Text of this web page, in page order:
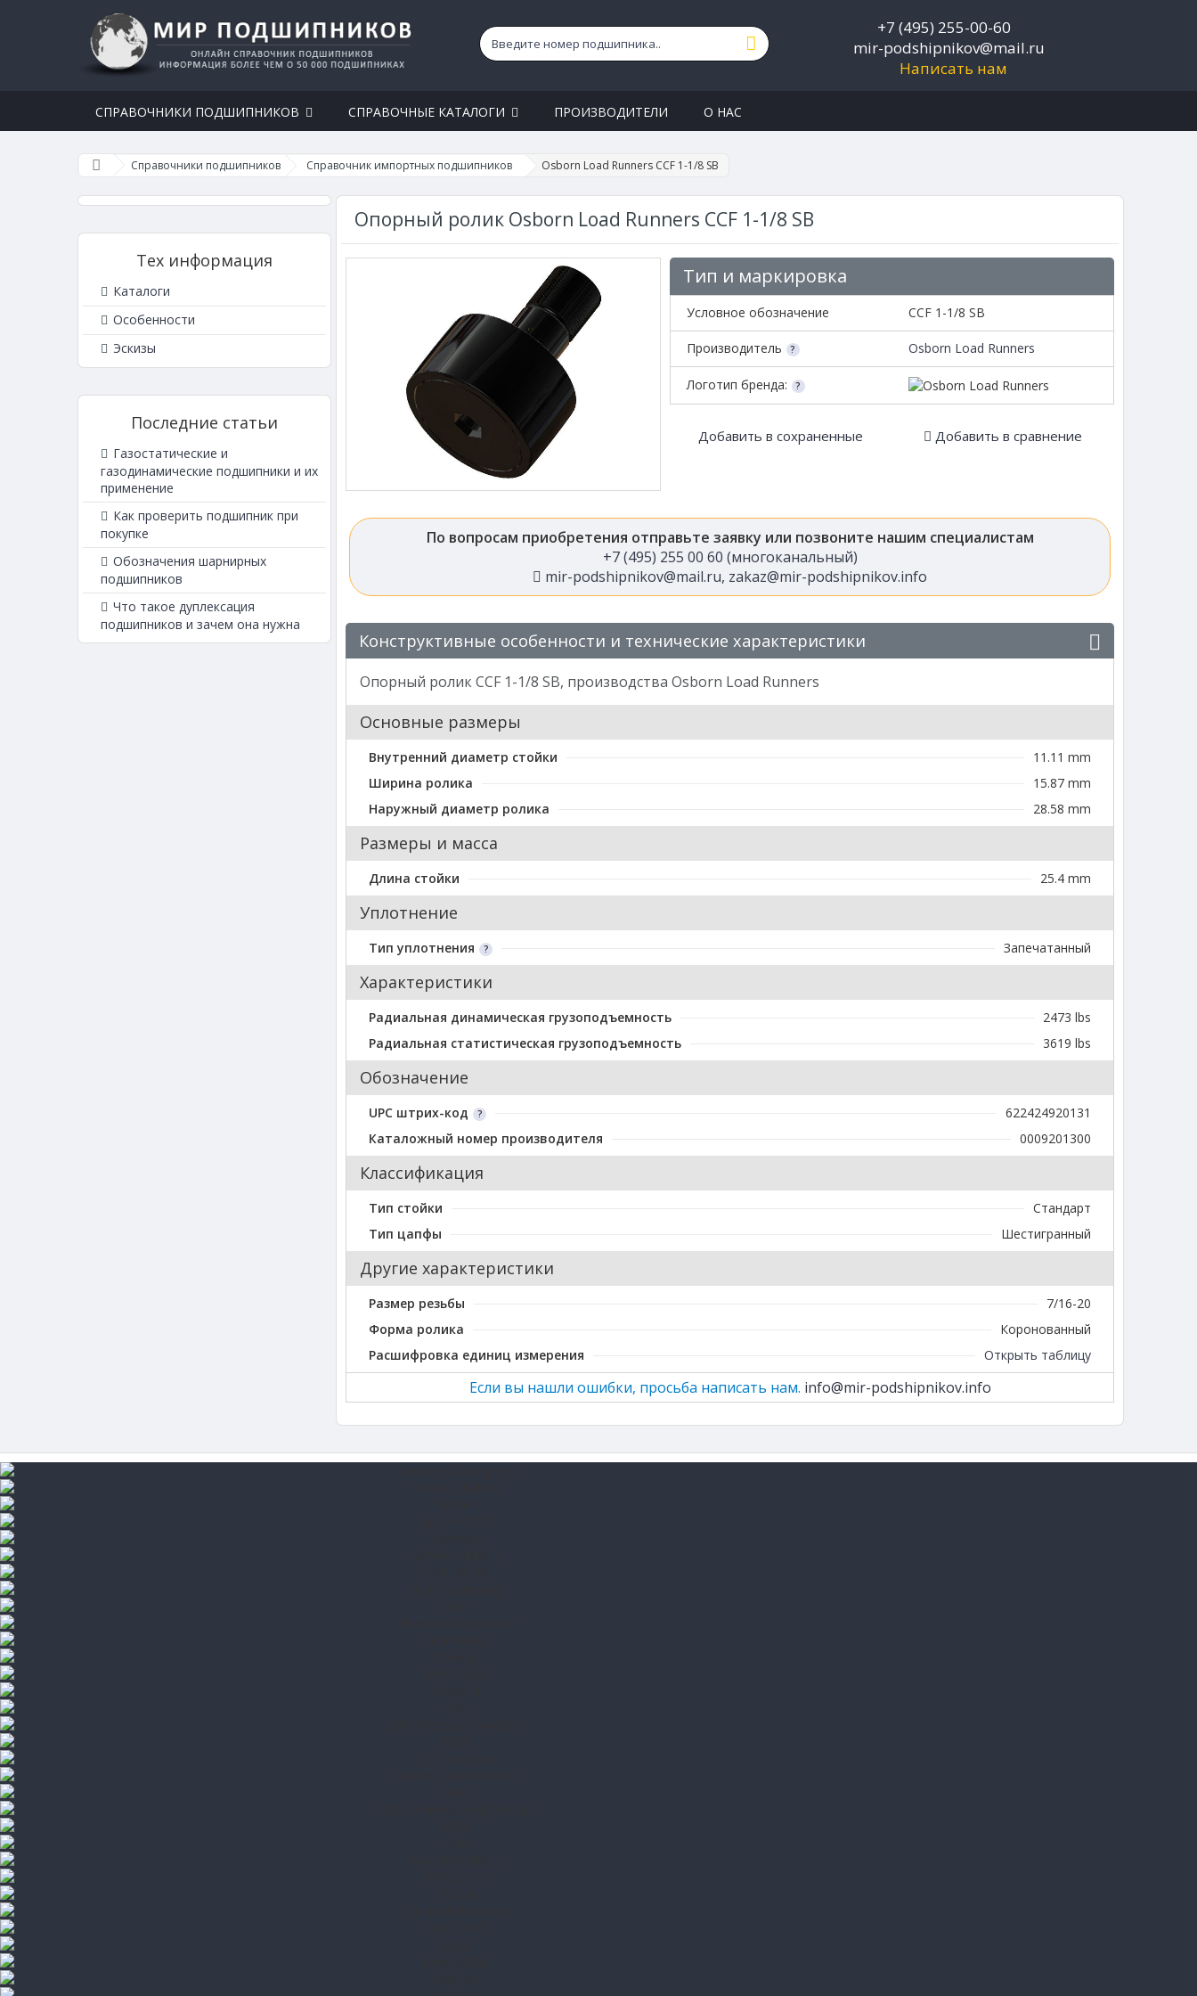
+7 (495) 255-00-60
mir-podshipnikov@mail.ru
Написать нам
СПРАВОЧНИКИ ПОДШИПНИКОВ СПРАВОЧНЫЕ КАТАЛОГИ ПРОИЗВОДИТЕЛИ О НАС
Справочники подшипников Справочник импортных подшипников Osborn Load Runners CCF 1-1/8 SB
Тех информация
Каталоги
Особенности
Эскизы
Последние статьи
Газостатические и
газодинамические подшипники и их
применение
Как проверить подшипник при
покупке
Обозначения шарнирных
подшипников
Что такое дуплексация
подшипников и зачем она нужна
Опорный ролик Osborn Load Runners CCF 1-1/8 SB
Тип и маркировка
Условное обозначение CCF 1-1/8 SB
Производитель Osborn Load Runners
Логотип бренда:
Добавить в сохраненные Добавить в сравнение
По вопросам приобретения отправьте заявку или позвоните нашим специалистам
+7 (495) 255 00 60 (многоканальный)
mir-podshipnikov@mail.ru, zakaz@mir-podshipnikov.info
Конструктивные особенности и технические характеристики
Опорный ролик CCF 1-1/8 SB, производства Osborn Load Runners
Основные размеры
Внутренний диаметр стойки
11.11 mm
Ширина ролика
15.87 mm
Наружный диаметр ролика
28.58 mm
Размеры и масса
Длина стойки 25.4 mm
Уплотнение
Тип уплотнения Запечатанный
Характеристики
Радиальная динамическая грузоподъемность
2473 lbs
Радиальная статистическая грузоподъемность
3619 lbs
Обозначение
UPC штрих-код
622424920131
Каталожный номер производителя
0009201300
Классификация
Тип стойки
Стандарт
Тип цапфы
Шестигранный
Другие характеристики
Размер резьбы
7/16-20
Форма ролика
Коронованный
Расшифровка единиц измерения
Открыть таблицу
Если вы нашли ошибки, просьба написать нам. info@mir-podshipnikov.info